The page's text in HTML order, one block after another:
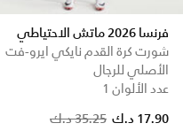
فرنسا 2026 ماتش الاحتياطي
شورت كرة القدم نايكي ايرو-فت
الأصلي للرجال
عدد الألوان 1
35.25 د.ك
17.90 د.ك
Price reduced from